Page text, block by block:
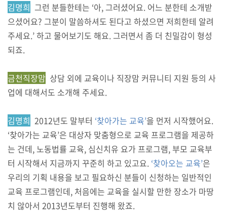
김명희 그런 분들한테는 ‘아, 그러셨어요. 어느 분한테 소개받
으셨어요? 그분이 말씀하셔도 된다고 하셨으면 저희한테 알려
주세요.’ 하고 물어보기도 해요. 그러면서 좀 더 친밀감이 형성
되죠.
금천직장맘 상담 외에 교육이나 직장맘 커뮤니티 지원 등의 사
업에 대해서도 소개해 주세요.
김명희 2012년도 말부터 ‘찾아가는 교육’을 먼저 시작했어요.
‘찾아가는 교육’은 대상자 맞춤형으로 교육 프로그램을 제공하
는 건데, 노동법률 교육, 심신치유 요가 프로그램, 부모 교육부
터 시작해서 지금까지 꾸준히 하고 있고요. ‘찾아오는 교육’은
우리의 기획 내용을 보고 필요하신 분들이 신청하는 일반적인
교육 프로그램인데, 처음에는 교육을 실시할 만한 장소가 마땅
치 않아서 2013년도부터 진행해 왔죠.